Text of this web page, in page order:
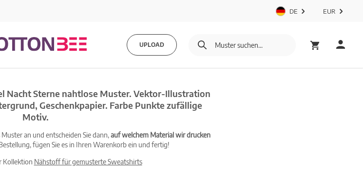
DE EUR
UPLOAD
Nacht Sterne nahtlose Muster. Vektor-Illustration
Geschenkpapier. Farbe Punkte zufällige
Motiv.
an und entscheiden Sie dann,auf welchem Material wir drucken
fügen Sie es in Ihren Warenkorb ein und fertig!
Kollektion Nähstoff für gemusterte Sweatshirts